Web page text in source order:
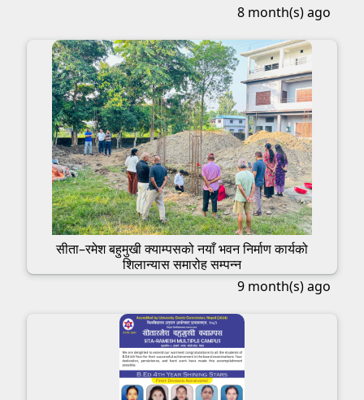
8 month(s) ago
सीता–रमेश बहुमुखी क्याम्पसको नयाँ भवन निर्माण कार्यको
शिलान्यास समारोह सम्पन्न
9 month(s) ago